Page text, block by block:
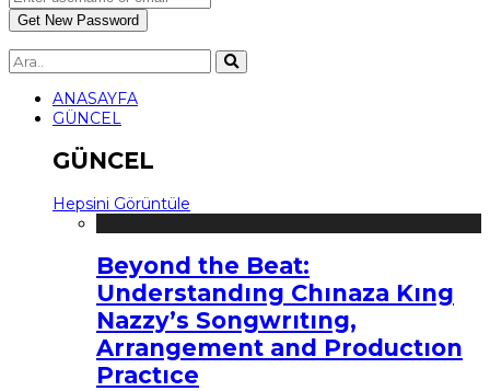
ANASAYFA
GÜNCEL
GÜNCEL
Hepsini Görüntüle
Beyond the Beat:
Understandıng Chınaza Kıng
Nazzy’s Songwrıtıng,
Arrangement and Productıon
Practıce